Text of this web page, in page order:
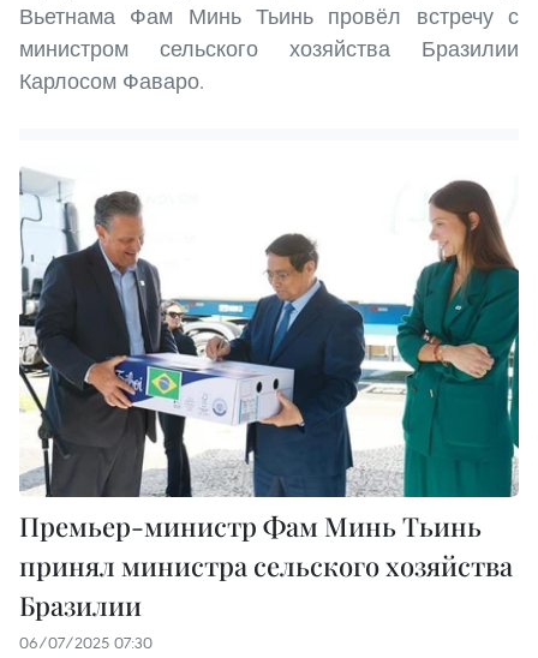
Вьетнама Фам Минь Тьинь провёл встречу с
министром сельского хозяйства Бразилии
Карлосом Фаваро.
Премьер-министр Фам Минь Тьинь
принял министра сельского хозяйства
Бразилии
06/07/2025 07:30